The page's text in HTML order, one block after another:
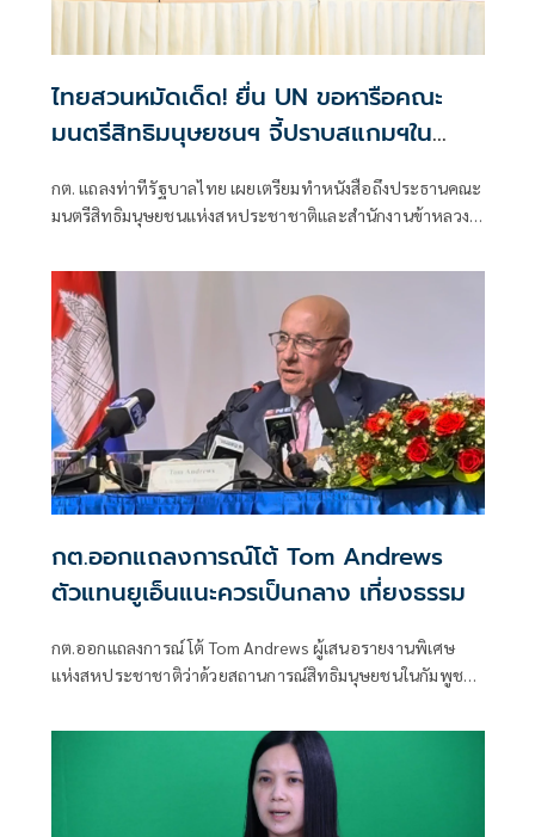
ไทยสวนหมัดเด็ด! ยื่น UN ขอหารือคณะ
มนตรีสิทธิมนุษยชนฯ จี้ปราบสแกมฯใน
กต. แถลงท่าทีรัฐบาลไทย เผยเตรียมทำหนังสือถึงประธานคณะ
มนตรีสิทธิมนุษยชนแห่งสหประชาชาติและสำนักงานข้าหลวง
รายงานพิเศษพาดพิงประเทศไทย มีหลายประเด็นที่ไม่เห็นด้วย
ชี้กระทบความเป็นกลาง -เที่ยงธรรม “สีหศักดิ์”
กต.ออกแถลงการณ์โต้ Tom Andrews
ตัวแทนยูเอ็นแนะควรเป็นกลาง เที่ยงธรรม
กต.ออกแถลงการณ์ โต้ Tom Andrews ผู้เสนอรายงานพิเศษ
แห่งสหประชาชาติว่าด้วยสถานการณ์สิทธิมนุษยชนในกัมพูชา
สหประชาชาติ ควรเป็นกลาง เที่ยงธรรม และการพิจารณา